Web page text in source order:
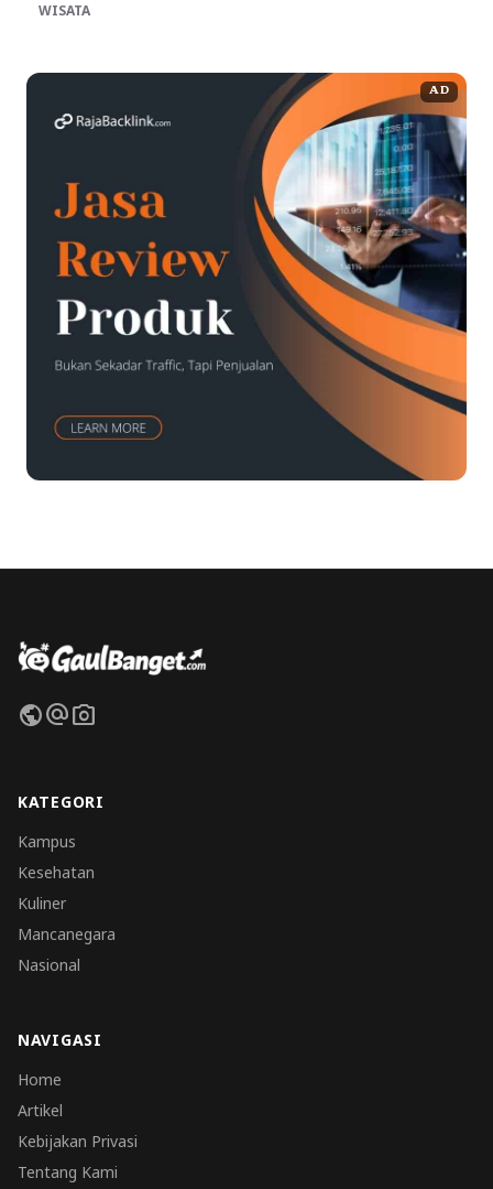
WISATA
AD
publicalternate_emailphoto_camera
KATEGORI
Kampus
Kesehatan
Kuliner
Mancanegara
Nasional
NAVIGASI
Home
Artikel
Kebijakan Privasi
Tentang Kami